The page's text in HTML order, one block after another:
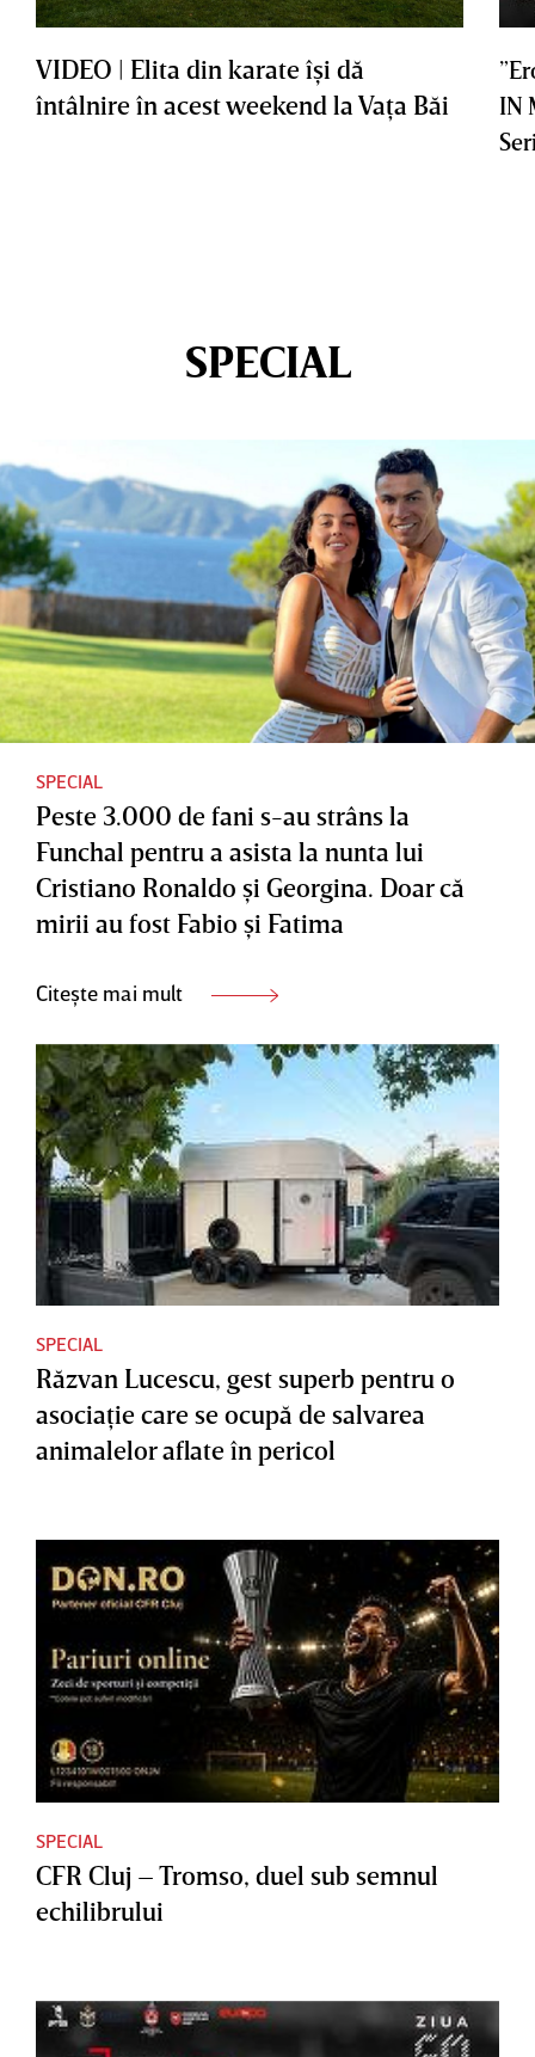
VIDEO | Elita din karate îşi dă
întâlnire în acest weekend la Vaţa Băi
IN
SPECIAL
SPECIAL
Peste 3.000 de fani s-au strâns la
Funchal pentru a asista la nunta lui
Cristiano Ronaldo şi Georgina. Doar că
mirii au fost Fabio şi Fatima
Citește mai mult
SPECIAL
Răzvan Lucescu, gest superb pentru o
asociaţie care se ocupă de salvarea
animalelor aflate în pericol
SPECIAL
CFR Cluj – Tromso, duel sub semnul
echilibrului